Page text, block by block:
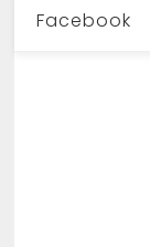
Facebook